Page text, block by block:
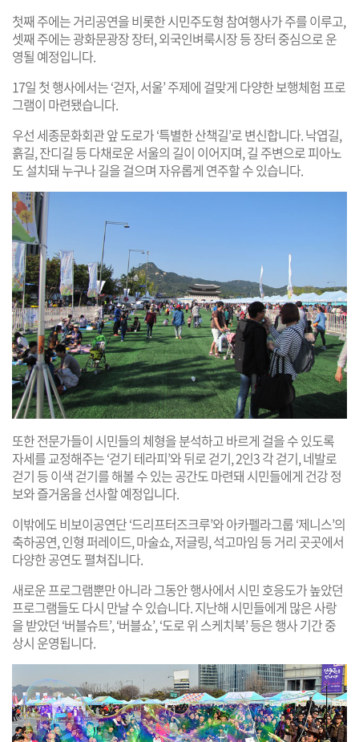
첫째 주에는 거리공연을 비롯한 시민주도형 참여행사가 주를 이루고,
셋째 주에는 광화문광장 장터, 외국인벼룩시장 등 장터 중심으로 운
영될 예정입니다.
17일 첫 행사에서는 ‘걷자, 서울’ 주제에 걸맞게 다양한 보행체험 프로
그램이 마련됐습니다.
우선 세종문화회관 앞 도로가 ‘특별한 산책길’로 변신합니다. 낙엽길,
흙길, 잔디길 등 다채로운 서울의 길이 이어지며, 길 주변으로 피아노
도 설치돼 누구나 길을 걸으며 자유롭게 연주할 수 있습니다.
또한 전문가들이 시민들의 체형을 분석하고 바르게 걸을 수 있도록
자세를 교정해주는 ‘걷기 테라피’와 뒤로 걷기, 2인3 각 걷기, 네발로
걷기 등 이색 걷기를 해볼 수 있는 공간도 마련돼 시민들에게 건강 정
보와 즐거움을 선사할 예정입니다.
이밖에도 비보이공연단 ‘드리프터즈크루’와 아카펠라그룹 ‘제니스’의
축하공연, 인형 퍼레이드, 마술쇼, 저글링, 석고마임 등 거리 곳곳에서
다양한 공연도 펼쳐집니다.
새로운 프로그램뿐만 아니라 그동안 행사에서 시민 호응도가 높았던
프로그램들도 다시 만날 수 있습니다. 지난해 시민들에게 많은 사랑
을 받았던 ‘버블슈트’, ‘버블쇼’, ‘도로 위 스케치북’ 등은 행사 기간 중
상시 운영됩니다.